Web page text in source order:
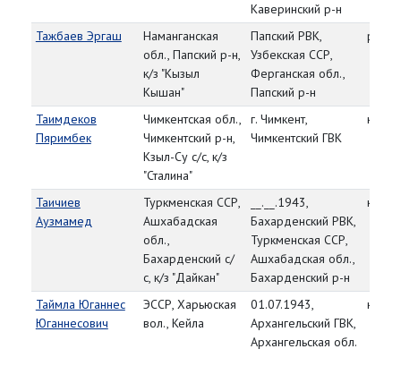
Каверинский р-н
Тажбаев Эргаш
Наманганская
обл., Папский р-н,
к/з "Кызыл
Кышан"
Папский РВК,
Узбекская ССР,
Ферганская обл.,
Папский р-н
Таимдеков
Пяримбек
Чимкентская обл.,
Чимкентский р-н,
Кзыл-Су с/с, к/з
"Сталина"
г. Чимкент,
Чимкентский ГВК
Таичиев
Аузмамед
Туркменская ССР,
Ашхабадская
обл.,
Бахарденский с/
с, к/з "Дайкан"
__.__.1943,
Бахарденский РВК,
Туркменская ССР,
Ашхабадская обл.,
Бахарденский р-н
Таймла Юганнес
Юганнесович
ЭССР, Харьюская
вол., Кейла
01.07.1943,
Архангельский ГВК,
Архангельская обл.